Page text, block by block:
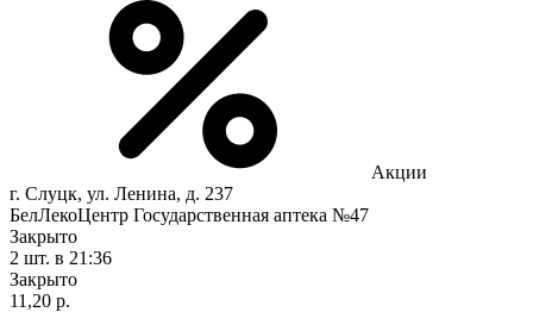
Акции
г. Слуцк, ул. Ленина, д. 237
БелЛекоЦентр Государственная аптека №47
Закрыто
2 шт. в 21:36
Закрыто
11,20 р.